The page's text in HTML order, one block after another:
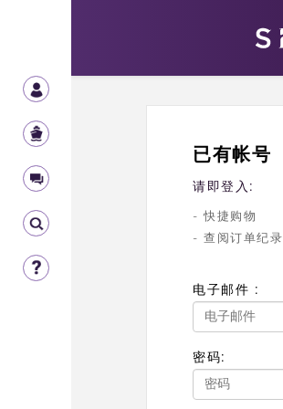
已有帐号
请即登入:
- 快捷购物
- 查阅订单纪录
电子邮件 :
密码: